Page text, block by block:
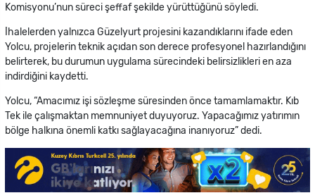
Komisyonu’nun süreci şeffaf şekilde yürüttüğünü söyledi.
İhalelerden yalnızca Güzelyurt projesini kazandıklarını ifade eden
Yolcu, projelerin teknik açıdan son derece profesyonel hazırlandığını
belirterek, bu durumun uygulama sürecindeki belirsizlikleri en aza
indirdiğini kaydetti.
Yolcu, “Amacımız işi sözleşme süresinden önce tamamlamaktır. Kıb
Tek ile çalışmaktan memnuniyet duyuyoruz. Yapacağımız yatırımın
bölge halkına önemli katkı sağlayacağına inanıyoruz” dedi.